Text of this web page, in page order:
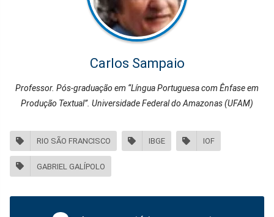
Carlos Sampaio
Professor. Pós-graduação em “Língua Portuguesa com Ênfase em
Produção Textual”. Universidade Federal do Amazonas (UFAM)
RIO SÃO FRANCISCO IBGE IOF
GABRIEL GALÍPOLO